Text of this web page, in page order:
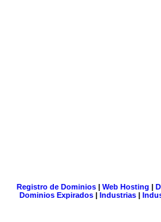
Registro de Dominios| Web Hosting |
Dominios Expirados | Industrias |